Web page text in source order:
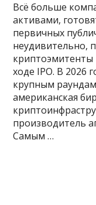
Всё больше
активами,
первичных
неудивительно,
криптоэмитенты
ходе IPO. В 2026
крупным
американская
производитель
Самым …